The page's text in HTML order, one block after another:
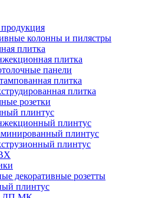
колонны и пилястры
плитка
плитка
панели
плитка
плитка
розетки
плинтус
плинтус
плинтус
плинтус
декоративные розетты
плинтус